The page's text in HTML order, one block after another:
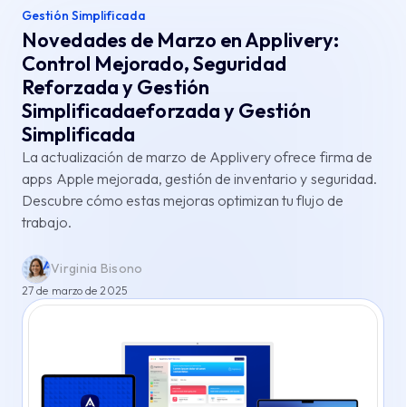
Gestión Simplificada
Novedades de Marzo en Applivery:
Control Mejorado, Seguridad
Reforzada y Gestión
Simplificadaeforzada y Gestión
Simplificada
La actualización de marzo de Applivery ofrece firma de
apps Apple mejorada, gestión de inventario y seguridad.
Descubre cómo estas mejoras optimizan tu flujo de
trabajo.
Virginia Bisono
27 de marzo de 2025